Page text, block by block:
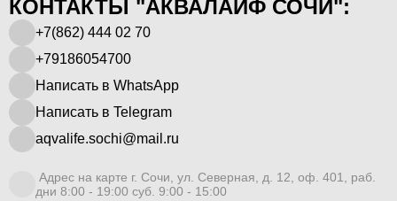
КОНТАКТЫ "АКВАЛАЙФ СОЧИ":
+7(862) 444 02 70
+79186054700
Написать в WhatsApp
Написать в Telegram
aqvalife.sochi@mail.ru
Адрес на карте г. Сочи, ул. Северная, д. 12, оф. 401, раб.
дни 8:00 - 19:00 суб. 9:00 - 15:00